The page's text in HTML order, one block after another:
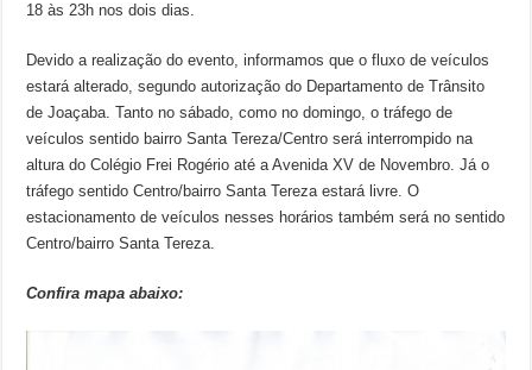
18 às 23h nos dois dias.
Devido a realização do evento, informamos que o fluxo de veículos
estará alterado, segundo autorização do Departamento de Trânsito
de Joaçaba. Tanto no sábado, como no domingo, o tráfego de
veículos sentido bairro Santa Tereza/Centro será interrompido na
altura do Colégio Frei Rogério até a Avenida XV de Novembro. Já o
tráfego sentido Centro/bairro Santa Tereza estará livre. O
estacionamento de veículos nesses horários também será no sentido
Centro/bairro Santa Tereza.
Confira mapa abaixo: